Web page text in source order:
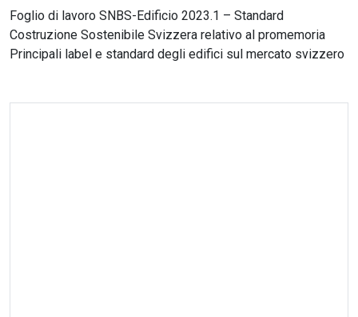
Foglio di lavoro SNBS-Edificio 2023.1 – Standard
Costruzione Sostenibile Svizzera relativo al promemoria
Principali label e standard degli edifici sul mercato svizzero